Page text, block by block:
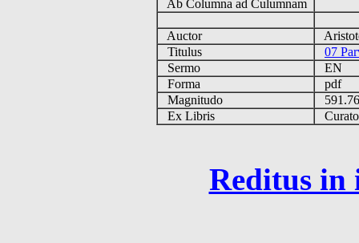
Ab Columna ad Culumnam
Auctor
Titulus
07
Sermo
EN
Forma
pdf
Magnitudo
Ex Libris
Reditus in